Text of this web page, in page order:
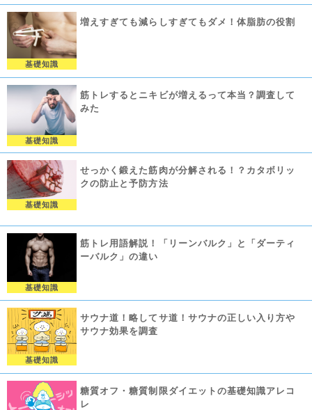
基礎知識
増えすぎても減らしすぎてもダメ！体脂肪の役割
基礎知識
筋トレするとニキビが増えるって本当？調査して
みた
基礎知識
せっかく鍛えた筋肉が分解される！？カタボリッ
クの防止と予防方法
基礎知識
筋トレ用語解説！「リーンバルク」と「ダーティ
ーバルク」の違い
基礎知識
サウナ道！略してサ道！サウナの正しい入り方や
サウナ効果を調査
糖質オフ・糖質制限ダイエットの基礎知識アレコ
レ